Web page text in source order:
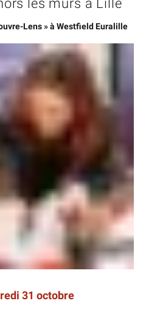
les murs à Lille
Lens » à Westfield Euralille
31 octobre